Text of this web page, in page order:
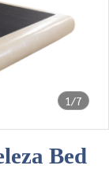
1/7
Bed